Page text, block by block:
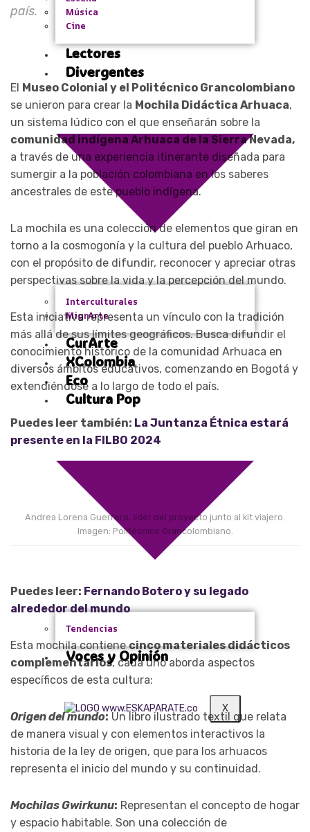
Música
Cine
Lectores
Divergentes
Interculturales
MigrArte
CurArte
XColombia
Eco
Cultura Pop
Tendencias
Voces y Opinión
X
país.
El Museo Colonial y el Politécnico Grancolombiano
se unieron para crear la Mochila Didáctica Arhuaca,
un sistema lúdico con el que enseñarán sobre la
comunidad indígena Arhuaca de la Sierra Nevada,
a través de una experiencia itinerante diseñada para
sumergir a la población colombiana en los saberes
ancestrales de este pueblo indígena.
La mochila es una colección de elementos que giran en
torno a la cosmogonía y la cultura del pueblo Arhuaco,
con el propósito de difundir, reconocer y apreciar otras
perspectivas sobre la vida y la percepción del mundo.
Esta iniciativa representa un vínculo con la tradición
más allá de sus límites geográficos. Busca difundir el
conocimiento histórico de la comunidad Arhuaca en
diversos ámbitos educativos, comenzando en Bogotá y
extendiéndose a lo largo de todo el país.
Puedes leer también: La Juntanza Étnica estará
presente en la FILBO 2024
Andrea Lorena Guerrero, líder del proyecto junto al kit viajero.
Imagen: Politécnico Grancolombiano.
Puedes leer: Fernando Botero y su legado
alrededor del mundo
Esta mochila contienecinco materiales didácticos
complementarios, cada uno aborda aspectos
específicos de esta cultura:
Origen del mundo: Un libro ilustrado textil que relata
de manera visual y con elementos interactivos la
historia de la ley de origen, que para los arhuacos
representa el inicio del mundo y su continuidad.
Mochilas Gwirkunu: Representan el concepto de hogar
y espacio habitable. Son una colección de